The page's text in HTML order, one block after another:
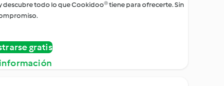
descubre todo lo que Cookidoo® tiene para ofrecerte. Sin
gratis